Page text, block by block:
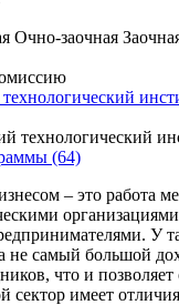
Очно-заочная
(64)
– это работа
У
не самый большой
что и
сектор имеет